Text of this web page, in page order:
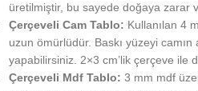
üretilmiştir, bu sayede doğaya zarar
Çerçeveli Cam Tablo: Kullanılan 4
uzun ömürlüdür. Baskı yüzeyi
yapabilirsiniz. 2×3 cm’lik çerçeve ile
Çerçeveli Mdf Tablo: 3 mm mdf